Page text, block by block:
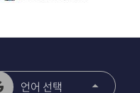
언어 선택